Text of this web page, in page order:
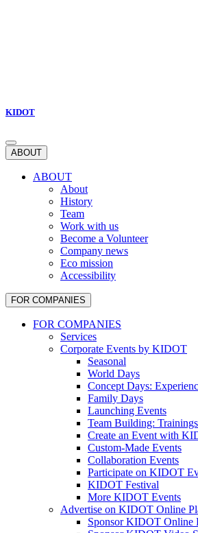
KIDOT
ABOUT
ABOUT
About
History
Team
Work with us
Become a Volunteer
Company news
Eco mission
Accessibility
FOR COMPANIES
FOR COMPANIES
Services
Corporate Events by KIDOT
Seasonal
World Days
Concept Days:
Family Days
Launching Events
Team Building:
Create an Event with
Custom-Made Events
Collaboration Events
Participate on KIDOT
KIDOT Festival
More KIDOT Events
Advertise on KIDOT Online
Sponsor KIDOT Online